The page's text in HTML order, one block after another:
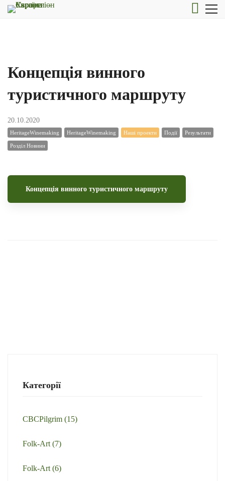
Концепція винного
туристичного маршруту
20.10.2020
HeritageWinemaking HeritageWinemaking Наші проекти Події Результати
Розділ Новини
Концепція винного туристичного маршруту
Категорії
CBCPilgrim (15)
Folk-Art (7)
Folk-Art (6)